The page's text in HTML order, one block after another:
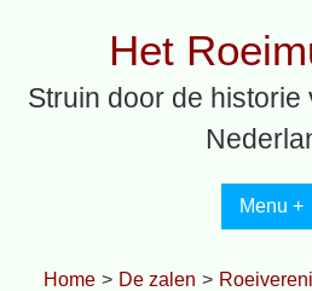
Het
Struin door de historie
Menu +
Home > De zalen >